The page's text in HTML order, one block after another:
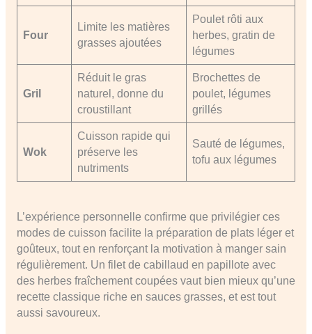
Four
Limite les matières
grasses ajoutées
Poulet rôti aux
herbes, gratin de
légumes
Gril
Réduit le gras
naturel, donne du
croustillant
Brochettes de
poulet, légumes
grillés
Wok
Cuisson rapide qui
préserve les
nutriments
Sauté de légumes,
tofu aux légumes
L’expérience personnelle confirme que privilégier ces
modes de cuisson facilite la préparation de plats léger et
goûteux, tout en renforçant la motivation à manger sain
régulièrement. Un filet de cabillaud en papillote avec
des herbes fraîchement coupées vaut bien mieux qu’une
recette classique riche en sauces grasses, et est tout
aussi savoureux.